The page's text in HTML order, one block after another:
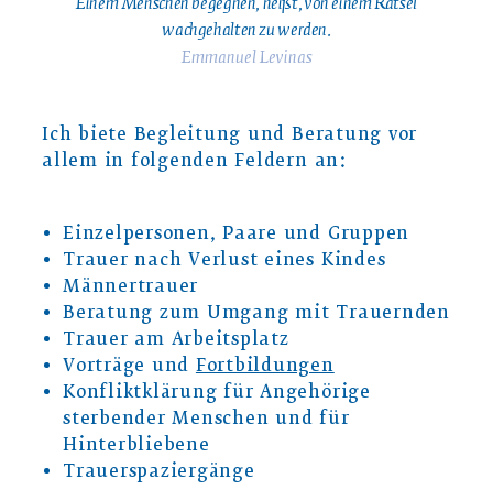
wachgehalten zu werden.
Emmanuel Levinas
Ich biete Begleitung und Beratung vor
allem in folgenden Feldern an:
Einzelpersonen, Paare und Gruppen
Trauer nach Verlust eines Kindes
Männertrauer
Beratung zum Umgang mit Trauernden
Trauer am Arbeitsplatz
Vorträge undFortbildungen
Konfliktklärung für Angehörige
sterbender Menschen und für
Hinterbliebene
Trauerspaziergänge